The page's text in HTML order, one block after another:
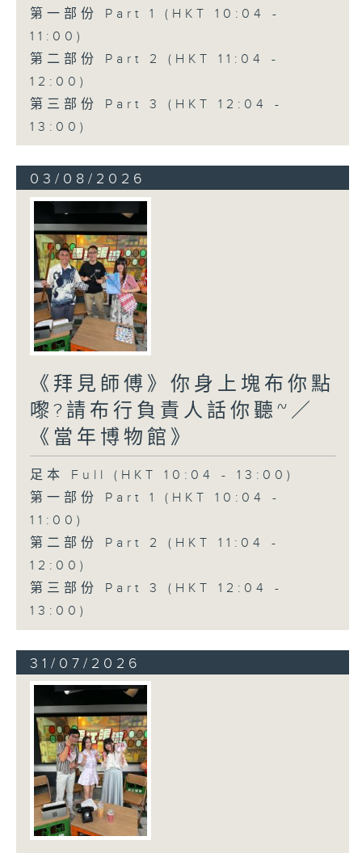
第一部份 Part 1 (HKT 10:04 -
11:00)
第二部份 Part 2 (HKT 11:04 -
12:00)
第三部份 Part 3 (HKT 12:04 -
13:00)
03/08/2026
《拜見師傅》你身上塊布你點
嚟?請布行負責人話你聽~／
《當年博物館》
足本 Full (HKT 10:04 - 13:00)
第一部份 Part 1 (HKT 10:04 -
11:00)
第二部份 Part 2 (HKT 11:04 -
12:00)
第三部份 Part 3 (HKT 12:04 -
13:00)
31/07/2026